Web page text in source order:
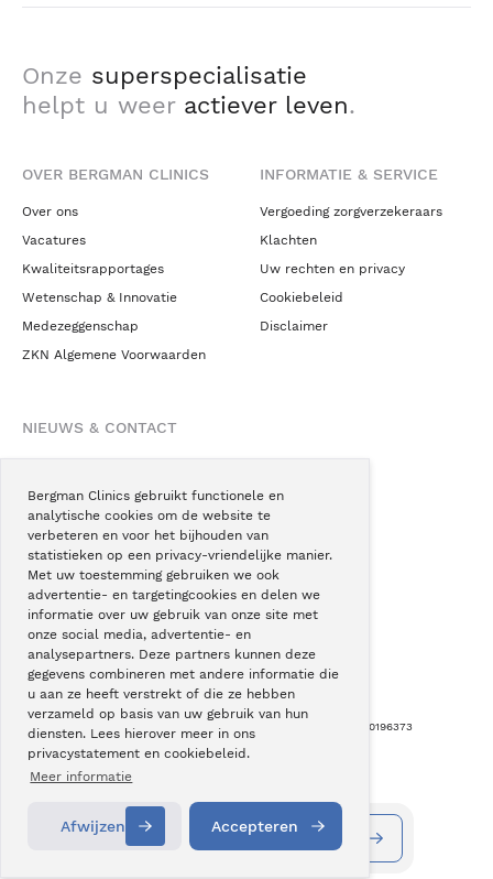
Bergman Clinics gebruikt functionele en
analytische cookies om de website te
verbeteren en voor het bijhouden van
statistieken op een privacy-vriendelijke manier.
Met uw toestemming gebruiken we ook
advertentie- en targetingcookies en delen we
informatie over uw gebruik van onze site met
onze social media, advertentie- en
analysepartners. Deze partners kunnen deze
gegevens combineren met andere informatie die
u aan ze heeft verstrekt of die ze hebben
verzameld op basis van uw gebruik van hun
diensten. Lees hierover meer in ons
privacystatement en cookiebeleid.
Meer informatie
Afwijzen Accepteren
Onze superspecialisatie
helpt u weer actiever leven.
OVER BERGMAN CLINICS
Over ons
Vacatures
Kwaliteitsrapportages
Wetenschap & Innovatie
Medezeggenschap
ZKN Algemene Voorwaarden
INFORMATIE & SERVICE
Vergoeding zorgverzekeraars
Klachten
Uw rechten en privacy
Cookiebeleid
Disclaimer
NIEUWS & CONTACT
Blogs
Podcast
Pressroom
Instagram
Facebook
LinkedIn
Copyright © Bergman Clinics 2026 KVK nummer: 30196373
Alle behandelingen